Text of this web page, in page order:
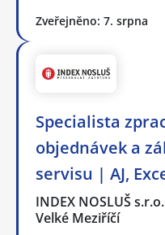
Zveřejněno: 7. srpna
Specialista
objednávek a
servisu | AJ,
INDEX NOSLUŠ s.r.o.
Velké Meziříčí